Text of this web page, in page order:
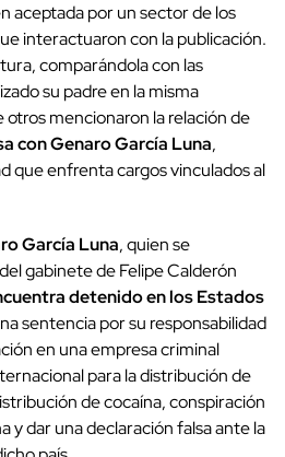
aceptada por un sector de los
interactuaron con la publicación.
comparándola con las
su padre en la misma
mencionaron la relación de
con Genaro García Luna,
que enfrenta cargos vinculados al
García Luna, quien se
gabinete de Felipe Calderón
detenido en los Estados
sentencia por su responsabilidad
en una empresa criminal
para la distribución de
de cocaína, conspiración
y dar una declaración falsa ante la